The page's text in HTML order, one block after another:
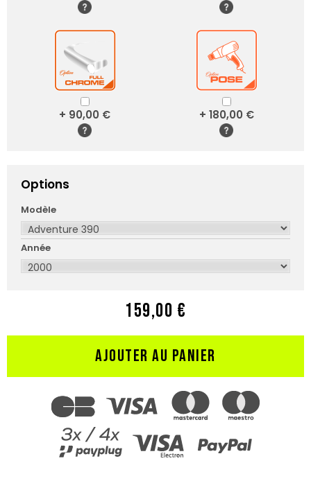
+ 90,00 € + 180,00 €
Options
Modèle
Année
159,00 €
AJOUTER AU PANIER